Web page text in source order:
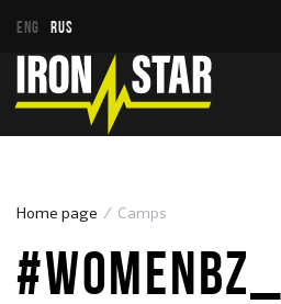
ENG RUS
Home page Camps